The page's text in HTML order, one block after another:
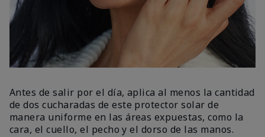
Antes de salir por el día, aplica al menos la cantidad
de dos cucharadas de este protector solar de
manera uniforme en las áreas expuestas, como la
cara, el cuello, el pecho y el dorso de las manos.